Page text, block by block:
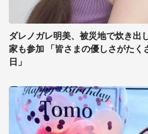
ダレノガレ明美、被災地で炊き
家も参加 「皆さまの優しさがたく
日」